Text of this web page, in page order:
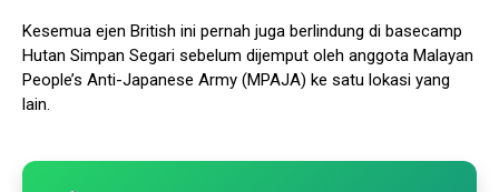
Kesemua ejen British ini pernah juga berlindung di basecamp
Hutan Simpan Segari sebelum dijemput oleh anggota Malayan
People’s Anti-Japanese Army (MPAJA) ke satu lokasi yang
lain.